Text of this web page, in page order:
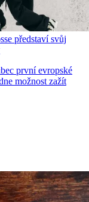
představí svůj
první evropské
možnost zažít